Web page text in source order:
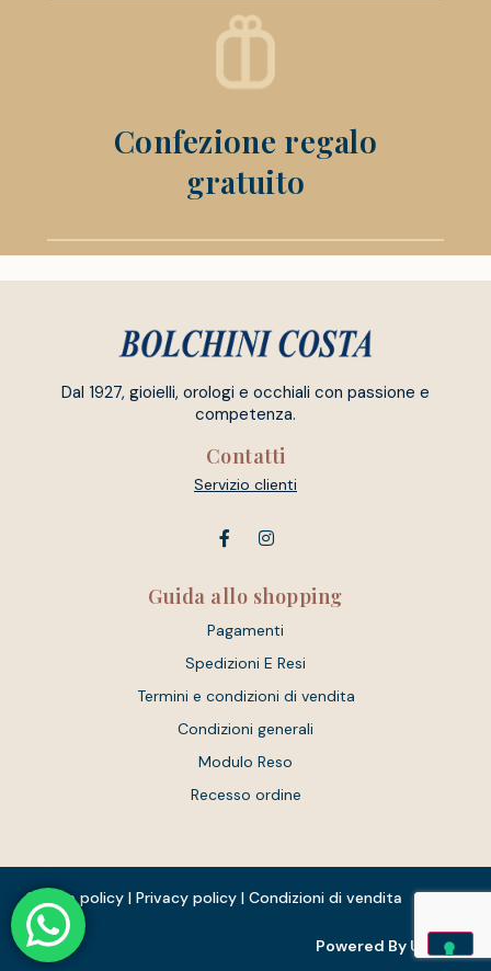
Confezione regalo
gratuito
Dal 1927, gioielli, orologi e occhiali con passione e
competenza.
Contatti
Servizio clienti
Guida allo shopping
Pagamenti
Spedizioni E Resi
Termini e condizioni di vendita
Condizioni generali
Modulo Reso
Recesso ordine
Cookie policy |Privacy policy |Condizioni di vendita
Powered By Unique